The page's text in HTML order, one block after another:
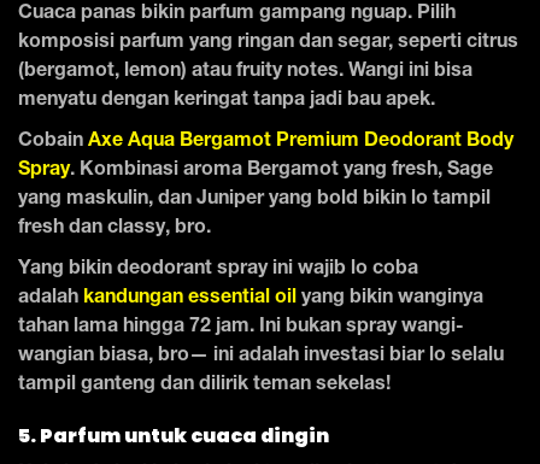
Cuaca panas bikin parfum gampang nguap. Pilih
komposisi parfum yang ringan dan segar, seperti citrus
(bergamot, lemon) atau fruity notes. Wangi ini bisa
menyatu dengan keringat tanpa jadi bau apek.
Cobain Axe Aqua Bergamot Premium Deodorant Body
Spray. Kombinasi aroma Bergamot yang fresh, Sage
yang maskulin, dan Juniper yang bold bikin lo tampil
fresh dan classy, bro.
Yang bikin deodorant spray ini wajib lo coba
adalah kandungan essential oil yang bikin wanginya
tahan lama hingga 72 jam. Ini bukan spray wangi-
wangian biasa, bro— ini adalah investasi biar lo selalu
tampil ganteng dan dilirik teman sekelas!
5. Parfum untuk cuaca dingin